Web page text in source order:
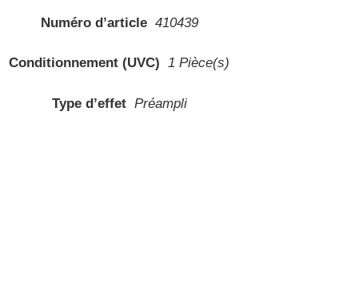
Numéro d’article 410439
Conditionnement (UVC) 1 Pièce(s)
Type d’effet Préampli